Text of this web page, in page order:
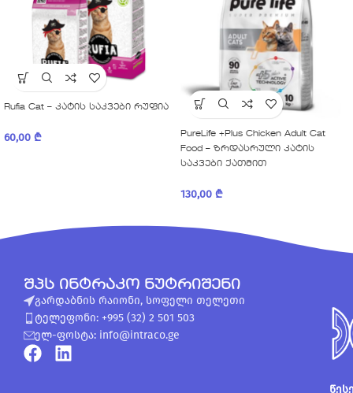
Rufia Cat – კატის საკვები რუფია
60,00 ₾
PureLife +Plus Chicken Adult Cat
Food – ზრდასრული კატის
საკვები ქათმით
130,00 ₾
შპს ინტრაკო ნუტრიშენი
გარდაბნის რაიონი, სოფელი თელეთი
ტელეფონი: +995 (32) 2 501 503
ელ-ფოსტა: info@intraco.ge